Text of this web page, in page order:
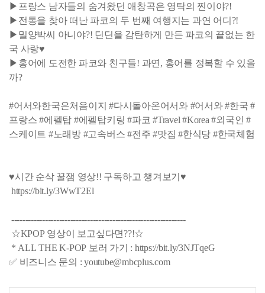
▶프랑스 남자들의 숨겨왔던 애창곡은 영탁의 찐이야?!
▶전통을 찾아 떠난 파코의 두 번째 여행지는 과연 어디?!
▶밀양박씨 아니야?! 딘딘을 감탄하게 만든 파코의 끝없는 한
국 사랑♥
▶홍어에 도전한 파코와 친구들! 과연, 홍어를 정복할 수 있을
까?
#어서와한국은처음이지 #다시돌아온어서와 #어서와 #한국 #
프랑스 #에펠탑 #에펠탑키링 #파코 #Travel #Korea #외국인 #
스케이트 #노래방 #고속버스 #전주 #맛집 #한식당 #한국체험
♥시간 순삭 꿀잼 영상!! 구독하고 챙겨보기♥
https://bit.ly/3WwT2El
--------------------------------------------------------------
☆KPOP 영상이 보고싶다면??!☆
* ALL THE K-POP 보러 가기 : https://bit.ly/3NJTqeG
✅ 비즈니스 문의 : youtube@mbcplus.com